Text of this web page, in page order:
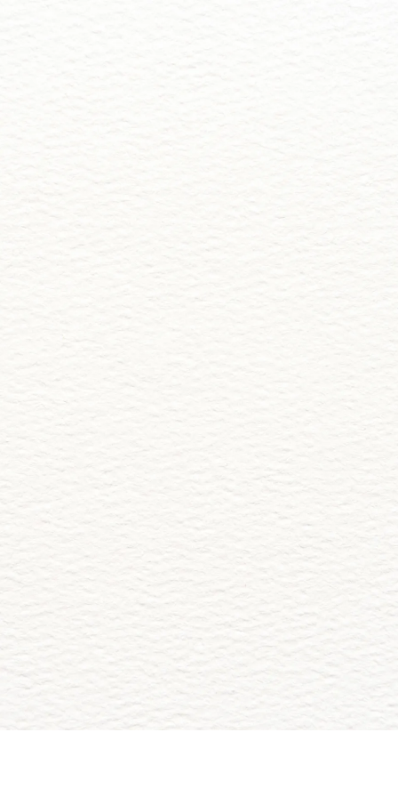
Jose Hernandez Ocaña y esposa
Abrir la Invitación
Comparte tus Fotos